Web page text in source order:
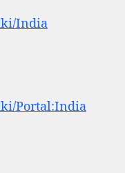
India
Portal:India